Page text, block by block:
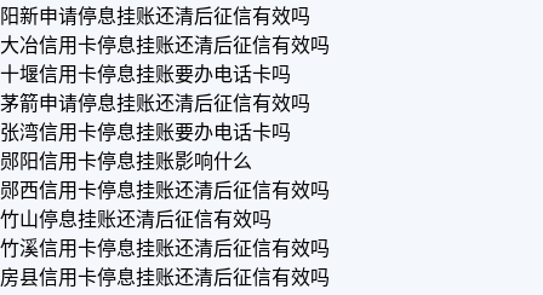
阳新申请停息挂账还清后征信有效吗
大冶信用卡停息挂账还清后征信有效吗
十堰信用卡停息挂账要办电话卡吗
茅箭申请停息挂账还清后征信有效吗
张湾信用卡停息挂账要办电话卡吗
郧阳信用卡停息挂账影响什么
郧西信用卡停息挂账还清后征信有效吗
竹山停息挂账还清后征信有效吗
竹溪信用卡停息挂账还清后征信有效吗
房县信用卡停息挂账还清后征信有效吗